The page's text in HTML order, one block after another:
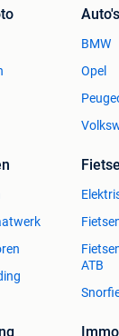
(ook
-
VAKANTIE -
-
Auto's
BMW
Opel
ATB
Immo